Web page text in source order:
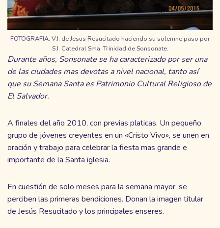
FOTOGRAFIA: V.I. de Jesus Resucitado haciendo su solemne paso por
S.I. Catedral Sma. Trinidad de Sonsonate.
Durante años, Sonsonate se ha caracterizado por ser una
de las ciudades mas devotas a nivel nacional, tanto así
que su Semana Santa es Patrimonio Cultural Religioso de
El Salvador.
A finales del año 2010, con previas platicas. Un pequeño
grupo de jóvenes creyentes en un «Cristo Vivo», se unen en
oración y trabajo para celebrar la fiesta mas grande e
importante de la Santa iglesia.
En cuestión de solo meses para la semana mayor, se
perciben las primeras bendiciones. Donan la imagen titular
de Jesús Resucitado y los principales enseres.